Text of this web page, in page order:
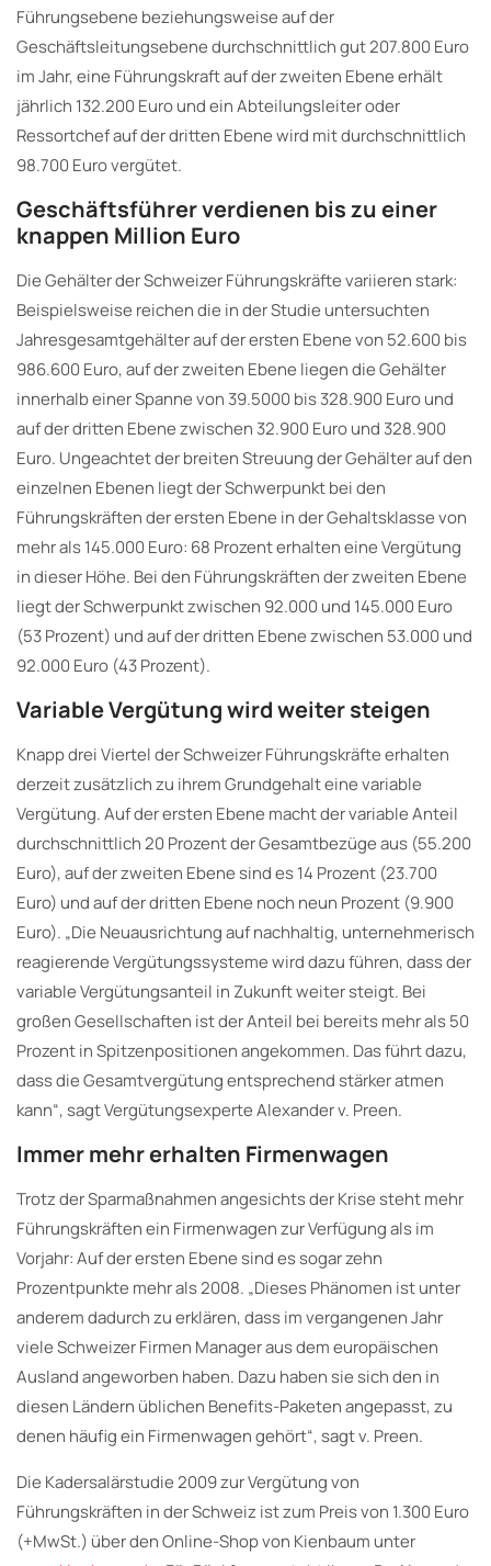
Führungsebene beziehungsweise auf der
Geschäftsleitungsebene durchschnittlich gut 207.800 Euro
im Jahr, eine Führungskraft auf der zweiten Ebene erhält
jährlich 132.200 Euro und ein Abteilungsleiter oder
Ressortchef auf der dritten Ebene wird mit durchschnittlich
98.700 Euro vergütet.
Geschäftsführer verdienen bis zu einer
knappen Million Euro
Die Gehälter der Schweizer Führungskräfte variieren stark:
Beispielsweise reichen die in der Studie untersuchten
Jahresgesamtgehälter auf der ersten Ebene von 52.600 bis
986.600 Euro, auf der zweiten Ebene liegen die Gehälter
innerhalb einer Spanne von 39.5000 bis 328.900 Euro und
auf der dritten Ebene zwischen 32.900 Euro und 328.900
Euro. Ungeachtet der breiten Streuung der Gehälter auf den
einzelnen Ebenen liegt der Schwerpunkt bei den
Führungskräften der ersten Ebene in der Gehaltsklasse von
mehr als 145.000 Euro: 68 Prozent erhalten eine Vergütung
in dieser Höhe. Bei den Führungskräften der zweiten Ebene
liegt der Schwerpunkt zwischen 92.000 und 145.000 Euro
(53 Prozent) und auf der dritten Ebene zwischen 53.000 und
92.000 Euro (43 Prozent).
Variable Vergütung wird weiter steigen
Knapp drei Viertel der Schweizer Führungskräfte erhalten
derzeit zusätzlich zu ihrem Grundgehalt eine variable
Vergütung. Auf der ersten Ebene macht der variable Anteil
durchschnittlich 20 Prozent der Gesamtbezüge aus (55.200
Euro), auf der zweiten Ebene sind es 14 Prozent (23.700
Euro) und auf der dritten Ebene noch neun Prozent (9.900
Euro). „Die Neuausrichtung auf nachhaltig, unternehmerisch
reagierende Vergütungssysteme wird dazu führen, dass der
variable Vergütungsanteil in Zukunft weiter steigt. Bei
großen Gesellschaften ist der Anteil bei bereits mehr als 50
Prozent in Spitzenpositionen angekommen. Das führt dazu,
dass die Gesamtvergütung entsprechend stärker atmen
kann“, sagt Vergütungsexperte Alexander v. Preen.
Immer mehr erhalten Firmenwagen
Trotz der Sparmaßnahmen angesichts der Krise steht mehr
Führungskräften ein Firmenwagen zur Verfügung als im
Vorjahr: Auf der ersten Ebene sind es sogar zehn
Prozentpunkte mehr als 2008. „Dieses Phänomen ist unter
anderem dadurch zu erklären, dass im vergangenen Jahr
viele Schweizer Firmen Manager aus dem europäischen
Ausland angeworben haben. Dazu haben sie sich den in
diesen Ländern üblichen Benefits-Paketen angepasst, zu
denen häufig ein Firmenwagen gehört“, sagt v. Preen.
Die Kadersalärstudie 2009 zur Vergütung von
Führungskräften in der Schweiz ist zum Preis von 1.300 Euro
(+MwSt.) über den Online-Shop von Kienbaum unter